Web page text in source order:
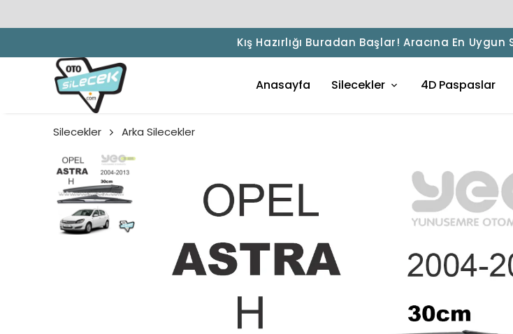
Kış Hazırlığı Buradan Başlar! Aracına En
Anasayfa Silecekler 4D Paspaslar
Silecekler Arka Silecekler